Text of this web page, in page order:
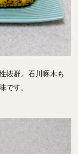
抜群。石川啄木も
です。